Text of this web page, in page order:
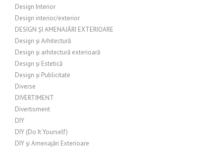
Design Interior
Design interior/exterior
DESIGN ȘI AMENAJĂRI EXTERIOARE
Design și Arhitectură
Design și arhitectură exterioară
Design și Estetică
Design și Publicitate
Diverse
DIVERTIMENT
Divertisment
DIY
DIY (Do It Yourself)
DIY și Amenajări Exterioare